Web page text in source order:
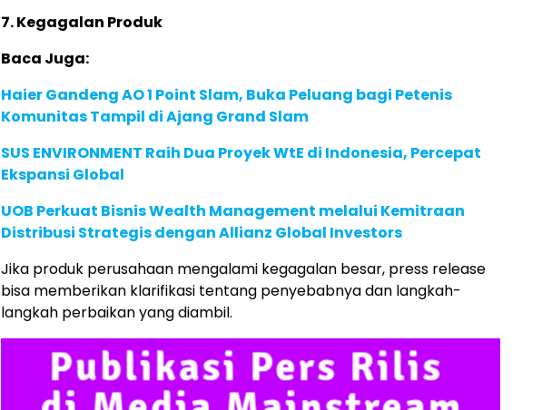
7. Kegagalan Produk
Baca Juga:
Haier Gandeng AO 1 Point Slam, Buka Peluang bagi Petenis
Komunitas Tampil di Ajang Grand Slam
SUS ENVIRONMENT Raih Dua Proyek WtE di Indonesia, Percepat
Ekspansi Global
UOB Perkuat Bisnis Wealth Management melalui Kemitraan
Distribusi Strategis dengan Allianz Global Investors
Jika produk perusahaan mengalami kegagalan besar, press release
bisa memberikan klarifikasi tentang penyebabnya dan langkah-
langkah perbaikan yang diambil.